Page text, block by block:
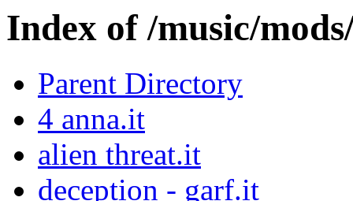
Index of /music/
Parent Directory
4 anna.it
alien threat.it
deception - garf.it